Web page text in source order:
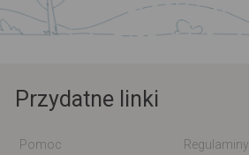
Przydatne linki
Pomoc
Regulaminy